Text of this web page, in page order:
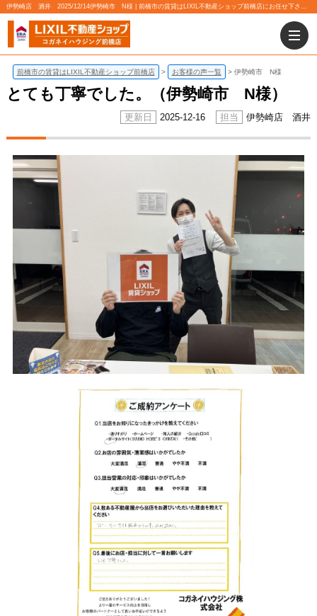
伊勢崎店 酒井 2025/12/14伊勢崎市 N様 | 前橋市の賃貸はLIXIL不動産ショップ前橋店にお任せ下さい！
前橋市の賃貸はLIXIL不動産ショップ前橋店 お客様の声一覧 伊勢崎市 N様
とても丁寧でした。（伊勢崎市 N様）
2025-12-16 伊勢崎店 酒井